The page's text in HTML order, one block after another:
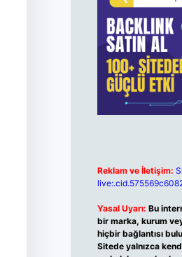
Reklam ve İletişim:
Yasal Uyarı: Bu
bir marka, kurum
hiçbir bağlantısı
Sitede yalnızca kendi